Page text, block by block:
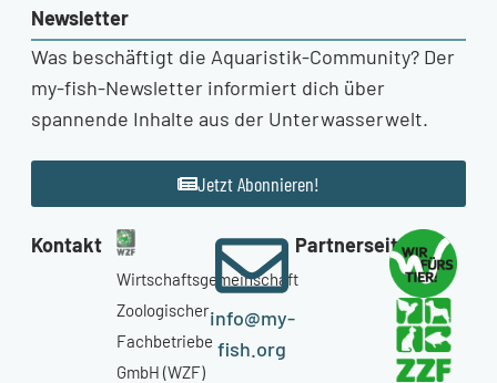
Newsletter
Was beschäftigt die Aquaristik-Community? Der
my-fish-Newsletter informiert dich über
spannende Inhalte aus der Unterwasserwelt.
Jetzt Abonnieren!
Kontakt
Wirtschaftsgemeinschaft
Zoologischer
Fachbetriebe
GmbH (WZF)
info@my-
fish.org
Partnerseiten